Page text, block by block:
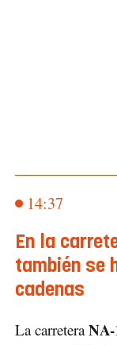
14:37
En la
también se
cadenas
La carreteraNA-